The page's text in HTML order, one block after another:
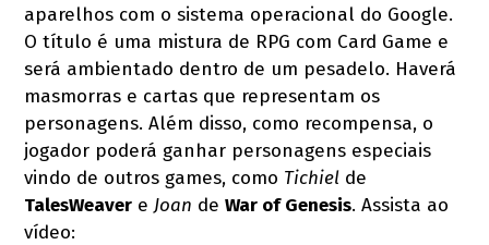
aparelhos com o sistema operacional do Google.
O título é uma mistura de RPG com Card Game e
será ambientado dentro de um pesadelo. Haverá
masmorras e cartas que representam os
personagens. Além disso, como recompensa, o
jogador poderá ganhar personagens especiais
vindo de outros games, como Tichiel de
TalesWeaver eJoan deWar of Genesis. Assista ao
vídeo: